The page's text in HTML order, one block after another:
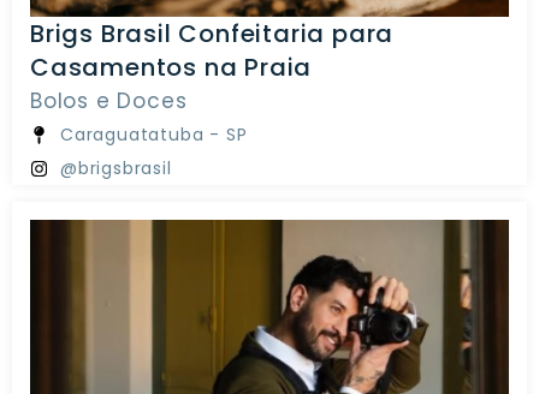
Brigs Brasil Confeitaria para
Casamentos na Praia
Bolos e Doces
Caraguatatuba - SP
@brigsbrasil